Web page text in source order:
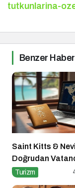
tutkunlarina-
Benzer
Saint Kitts &
Doğrudan
Dönemi
Turizm